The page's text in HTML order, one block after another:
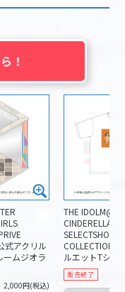
！
式アクリル
ームジオラ
2,000円(税込)
THE
CINDERELLA
SELECTSHOP
COLLECTION
ルエットTシャ
販売終了